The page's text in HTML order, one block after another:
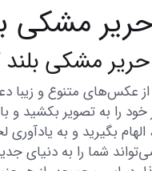
مشکی
را به تصویر بکشید و با
بگیرید و به
شما را به دنیای